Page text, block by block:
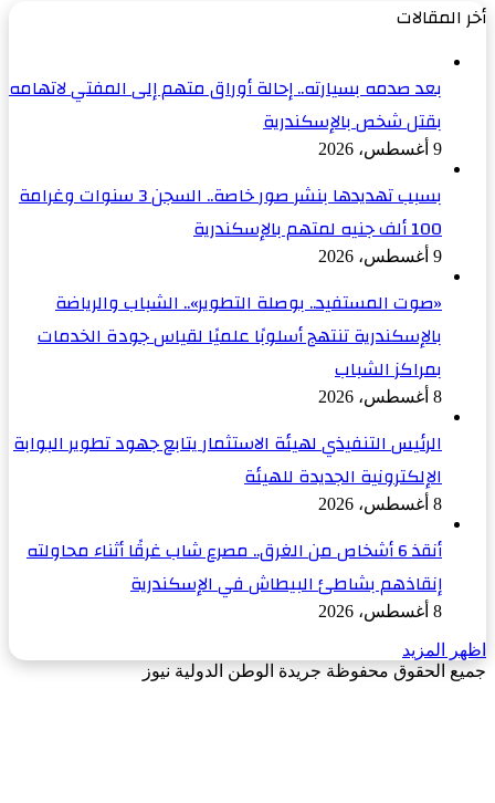
أخر المقالات
بعد صدمه بسيارته.. إحالة أوراق متهم إلى المفتي لاتهامه
بقتل شخص بالإسكندرية
9 أغسطس، 2026
بسبب تهديدها بنشر صور خاصة.. السجن 3 سنوات وغرامة
100 ألف جنيه لمتهم بالإسكندرية
9 أغسطس، 2026
«صوت المستفيد.. بوصلة التطوير».. الشباب والرياضة
بالإسكندرية تنتهج أسلوبًا علميًا لقياس جودة الخدمات
بمراكز الشباب
8 أغسطس، 2026
الرئيس التنفيذي لهيئة الاستثمار يتابع جهود تطوير البوابة
الإلكترونية الجديدة للهيئة
8 أغسطس، 2026
أنقذ 6 أشخاص من الغرق.. مصرع شاب غرقًا أثناء محاولته
إنقاذهم بشاطئ البيطاش في الإسكندرية
8 أغسطس، 2026
اظهر المزيد
جميع الحقوق محفوظة جريدة الوطن الدولية نيوز